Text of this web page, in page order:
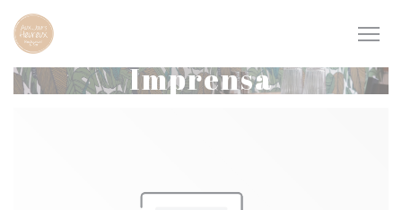
Painel de Gerenciamento de Cookies
Imprensa